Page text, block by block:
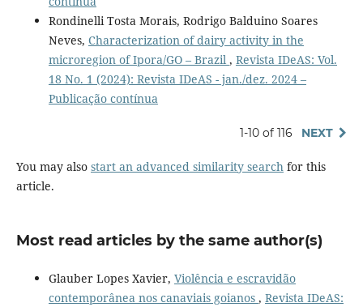
Rondinelli Tosta Morais, Rodrigo Balduino Soares
Neves, Characterization of dairy activity in the
microregion of Ipora/GO – Brazil , Revista IDeAS: Vol.
18 No. 1 (2024): Revista IDeAS - jan./dez. 2024 –
Publicação contínua
1-10 of 116 NEXT
You may also start an advanced similarity searchfor this
article.
Most read articles by the same author(s)
Glauber Lopes Xavier, Violência e escravidão
contemporânea nos canaviais goianos , Revista IDeAS: